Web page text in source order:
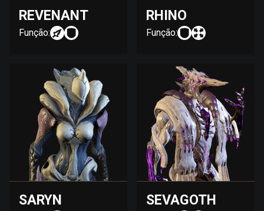
REVENANT
Função:
RHINO
Função:
SARYN SEVAGOTH